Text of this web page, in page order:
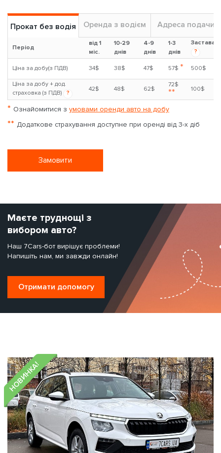
Прокат без водія Оренда з водієм Адреса подачи
Період
від 1
міс.
10-29
днів
4-9
днів
1-3
днів
Застава
?
Ціна за добу(з ПДВ) 34$ 38$ 47$ 57$ * 500$
Ціна за добу + дод.
страховка (з ПДВ)
?
42$ 48$ 62$
72$
** 100$
* Ознайомитися з умовами оренди авто на добу
** Додаткове страхування доступне при оренді від 3-х діб
Замовити
Маєте труднощі з
вибором авто?
Наш 7Cars-бот вирішує проблеми!
Напишіть нам, ми завжди онлайн!
Отримати допомогу
НОВИНКА!